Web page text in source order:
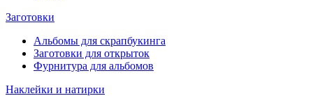
Заготовки
Альбомы для скрапбукинга
Заготовки для открыток
Фурнитура для альбомов
Наклейки и натирки